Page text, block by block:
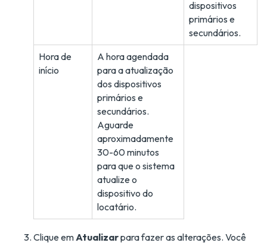
dispositivos
primários e
secundários.
Hora de
início
A hora agendada
para a atualização
dos dispositivos
primários e
secundários.
Aguarde
aproximadamente
30-60 minutos
para que o sistema
atualize o
dispositivo do
locatário.
Clique emAtualizarpara fazer as alterações. Você